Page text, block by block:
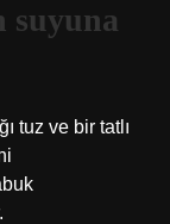
suyuna
tuz ve bir tatlı